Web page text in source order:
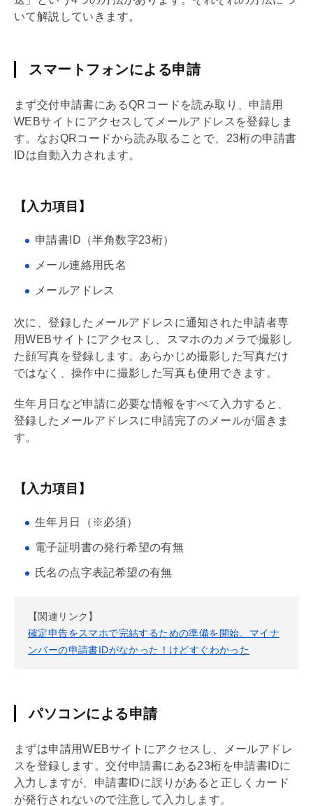
いて解説していきます。
スマートフォンによる申請
まず交付申請書にあるQRコードを読み取り、申請用
WEBサイトにアクセスしてメールアドレスを登録しま
す。なおQRコードから読み取ることで、23桁の申請書
IDは自動入力されます。
【入力項目】
申請書ID（半角数字23桁）
メール連絡用氏名
メールアドレス
次に、登録したメールアドレスに通知された申請者専
用WEBサイトにアクセスし、スマホのカメラで撮影し
た顔写真を登録します。あらかじめ撮影した写真だけ
ではなく、操作中に撮影した写真も使用できます。
生年月日など申請に必要な情報をすべて入力すると、
登録したメールアドレスに申請完了のメールが届きま
す。
【入力項目】
生年月日（※必須）
電子証明書の発行希望の有無
氏名の点字表記希望の有無
【関連リンク】
確定申告をスマホで完結するための準備を開始。マイナ
ンバーの申請書IDがなかった！けどすぐわかった
パソコンによる申請
まずは申請用WEBサイトにアクセスし、メールアドレ
スを登録します。交付申請書にある23桁を申請書IDに
入力しますが、申請書IDに誤りがあると正しくカード
が発行されないので注意して入力します。